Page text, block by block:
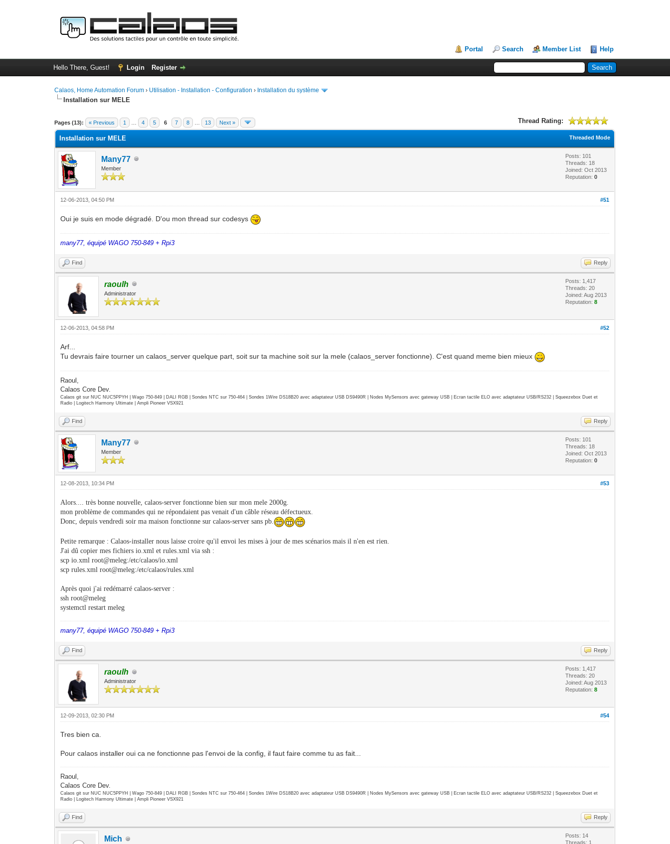
Portal Search Member List Help
Hello There, Guest! Login Register
Calaos, Home Automation Forum › Utilisation - Installation - Configuration › Installation du système
Installation sur MELE
Pages (13): « Previous 1 4 5 6 7 8 13 Next » Thread Rating:
1 Vote(s) - 5 Average
1
2
3
4
5
Threaded Mode
Installation sur MELE
Many77
Member
Posts: 101
Threads: 18
Joined: Oct 2013
Reputation:0
#51
12-06-2013, 04:50 PM
Oui je suis en mode dégradé. D'ou mon thread sur codesys
many77, équipé WAGO 750-849 + Rpi3
Find Reply
raoulh
Administrator
Posts: 1,417
Threads: 20
Joined: Aug 2013
Reputation:8
#52
12-06-2013, 04:58 PM
Arf...
Tu devrais faire tourner un calaos_server quelque part, soit sur ta machine soit sur la mele (calaos_server fonctionne). C'est quand meme bien mieux
Raoul,
Calaos Core Dev.
Calaos git sur NUC NUC5PPYH | Wago 750-849 | DALI RGB | Sondes NTC sur 750-464 | Sondes 1Wire DS18B20 avec adaptateur USB DS9490R | Nodes MySensors avec gateway USB | Ecran tactile ELO avec adaptateur USB/RS232 | Squeezebox Duet et
Radio | Logitech Harmony Ultimate | Ampli Pioneer VSX921
Find Reply
Many77
Member
Posts: 101
Threads: 18
Joined: Oct 2013
Reputation:0
#53
12-08-2013, 10:34 PM
Alors.... très bonne nouvelle, calaos-server fonctionne bien sur mon mele 2000g.
mon problème de commandes qui ne répondaient pas venait d'un câble réseau défectueux.
Donc, depuis vendredi soir ma maison fonctionne sur calaos-server sans pb.
Petite remarque : Calaos-installer nous laisse croire qu'il envoi les mises à jour de mes scénarios mais il n'en est rien.
J'ai dû copier mes fichiers io.xml et rules.xml via ssh :
scp io.xml root@meleg:/etc/calaos/io.xml
scp rules.xml root@meleg:/etc/calaos/rules.xml
Après quoi j'ai redémarré calaos-server :
ssh root@meleg
systemctl restart meleg
many77, équipé WAGO 750-849 + Rpi3
Find Reply
raoulh
Administrator
Posts: 1,417
Threads: 20
Joined: Aug 2013
Reputation:8
#54
12-09-2013, 02:30 PM
Tres bien ca.
Pour calaos installer oui ca ne fonctionne pas l'envoi de la config, il faut faire comme tu as fait...
Raoul,
Calaos Core Dev.
Calaos git sur NUC NUC5PPYH | Wago 750-849 | DALI RGB | Sondes NTC sur 750-464 | Sondes 1Wire DS18B20 avec adaptateur USB DS9490R | Nodes MySensors avec gateway USB | Ecran tactile ELO avec adaptateur USB/RS232 | Squeezebox Duet et
Radio | Logitech Harmony Ultimate | Ampli Pioneer VSX921
Find Reply
Mich
Posts: 14
Threads: 1